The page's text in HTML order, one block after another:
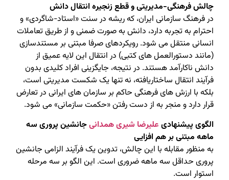
چالش فرهنگی-مدیریتی و قطع زنجیره انتقال دانش
در فرهنگ سازمانی ایران، که ریشه در سنت «استاد-شاگردی» و
احترام به تجربه دارد، دانش به صورت ضمنی و از طریق تعاملات
انسانی منتقل می شود. رویکردهای صرفا مبتنی بر مستندسازی
(مانند دستورالعمل های کتبی) در انتقال این لایه عمیق از
دانش ناکارآمد هستند. در نتیجه، جایگزینی افراد کلیدی بدون
فرآیند انتقال ساختاریافته، نه تنها یک شکست مدیریتی است،
بلکه با ارزش های فرهنگی حاکم بر سازمان های ایرانی در تعارض
قرار دارد و منجر به از دست رفتن «حکمت سازمانی» می شود.
الگوی پیشنهادی علیرضا شیری همدانیجانشین پروری سه
ماهه مبتنی بر هم افزایی
به منظور مقابله با این چالش، تدوین یک فرآیند الزامی جانشین
پروری حداقل سه ماهه ضروری است. این الگو بر سه مرحله
استوار است.